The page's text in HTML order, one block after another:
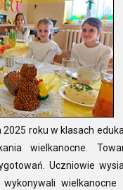
2025 roku w klasach
wielkanocne.
Uczniowie
wielkanocne